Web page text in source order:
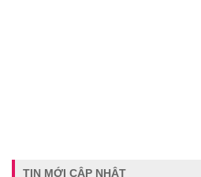
TIN MỚI CẬP NHẬT